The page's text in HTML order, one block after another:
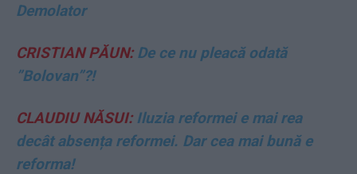
Demolator
CRISTIAN PĂUN:De ce nu pleacă odată
”Bolovan”?!
CLAUDIU NĂSUI:Iluzia reformei e mai rea
decât absența reformei. Dar cea mai bună e
reforma!